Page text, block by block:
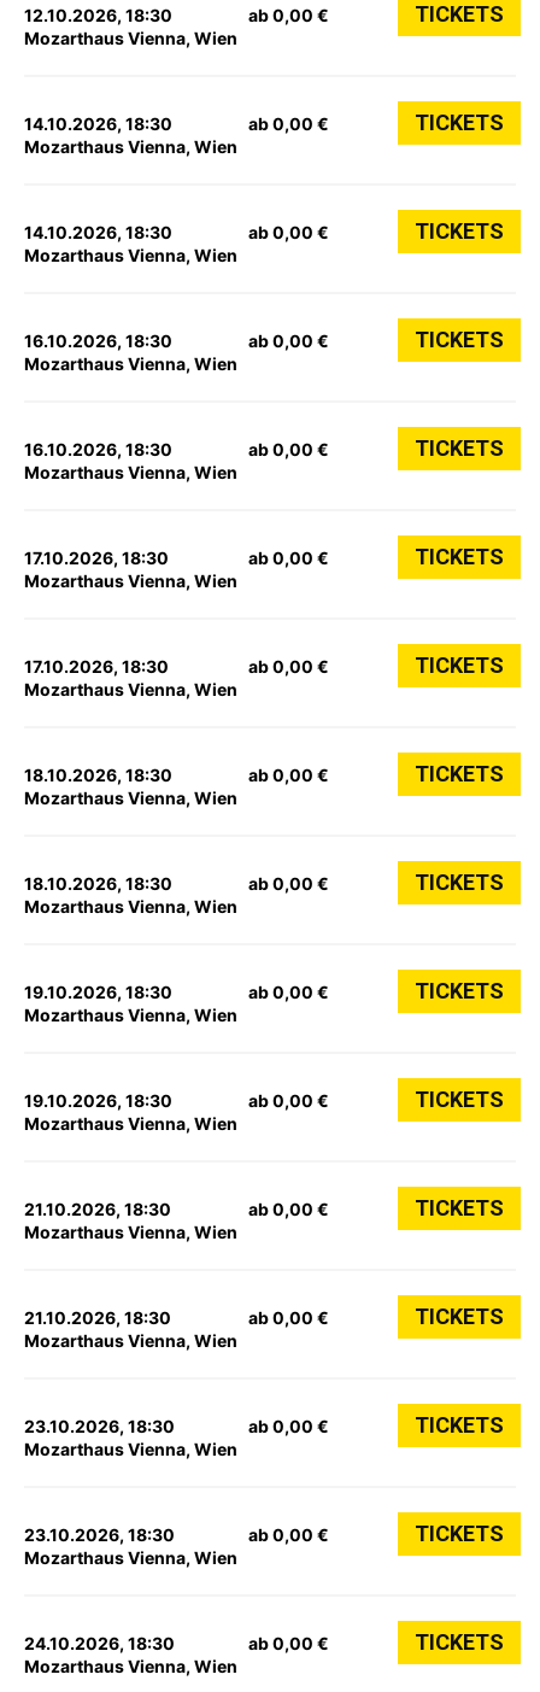
12.10.2026, 18:30
Mozarthaus Vienna, Wien
ab 0,00 € TICKETS
14.10.2026, 18:30
Mozarthaus Vienna, Wien
ab 0,00 € TICKETS
14.10.2026, 18:30
Mozarthaus Vienna, Wien
ab 0,00 € TICKETS
16.10.2026, 18:30
Mozarthaus Vienna, Wien
ab 0,00 € TICKETS
16.10.2026, 18:30
Mozarthaus Vienna, Wien
ab 0,00 € TICKETS
17.10.2026, 18:30
Mozarthaus Vienna, Wien
ab 0,00 € TICKETS
17.10.2026, 18:30
Mozarthaus Vienna, Wien
ab 0,00 € TICKETS
18.10.2026, 18:30
Mozarthaus Vienna, Wien
ab 0,00 € TICKETS
18.10.2026, 18:30
Mozarthaus Vienna, Wien
ab 0,00 € TICKETS
19.10.2026, 18:30
Mozarthaus Vienna, Wien
ab 0,00 € TICKETS
19.10.2026, 18:30
Mozarthaus Vienna, Wien
ab 0,00 € TICKETS
21.10.2026, 18:30
Mozarthaus Vienna, Wien
ab 0,00 € TICKETS
21.10.2026, 18:30
Mozarthaus Vienna, Wien
ab 0,00 € TICKETS
23.10.2026, 18:30
Mozarthaus Vienna, Wien
ab 0,00 € TICKETS
23.10.2026, 18:30
Mozarthaus Vienna, Wien
ab 0,00 € TICKETS
24.10.2026, 18:30
Mozarthaus Vienna, Wien
ab 0,00 € TICKETS